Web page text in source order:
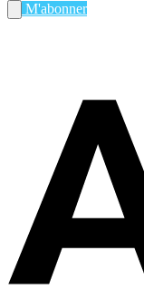
M'abonner